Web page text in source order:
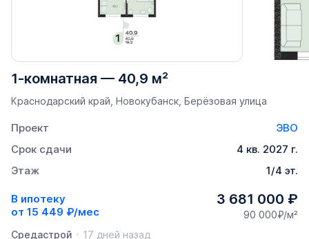
1-комнатная — 40,9 м²
Краснодарский край, Новокубанск, Берёзовая улица
Проект
ЭВО
Срок сдачи
4 кв. 2027 г.
Этаж
1/4 эт.
В ипотеку
от 15 449 ₽/мес
3 681 000 ₽
90 000₽/м²
Средастрой
17 дней назад